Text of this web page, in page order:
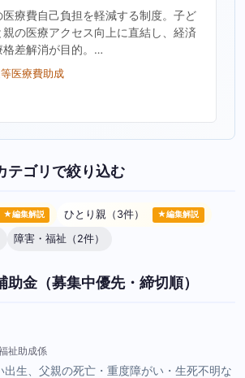
療費自己負担を軽減する制度。子ど
親の医療アクセス向上に直結し、経済
格差解消が目的。…
医療費助成
テゴリで絞り込む
★編集解説 ひとり親（3件） ★編集解説
障害・福祉（2件）
金（募集中優先・締切順）
祉助成係
生、父親の死亡・重度障がい・生死不明な